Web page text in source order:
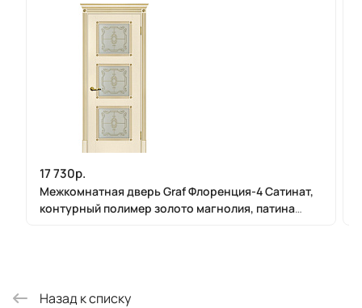
17 730р.
Межкомнатная дверь Graf Флоренция-4 Сатинат,
контурный полимер золото магнолия, патина
Назад к списку